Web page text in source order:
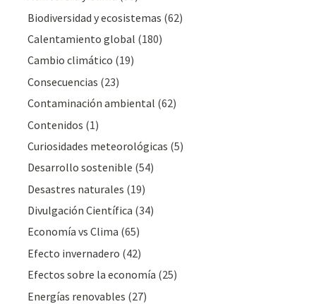
Biodiversidad y ecosistemas (62)
Calentamiento global (180)
Cambio climático (19)
Consecuencias (23)
Contaminación ambiental (62)
Contenidos (1)
Curiosidades meteorológicas (5)
Desarrollo sostenible (54)
Desastres naturales (19)
Divulgación Cientí­fica (34)
Economía vs Clima (65)
Efecto invernadero (42)
Efectos sobre la economía (25)
Energías renovables (27)